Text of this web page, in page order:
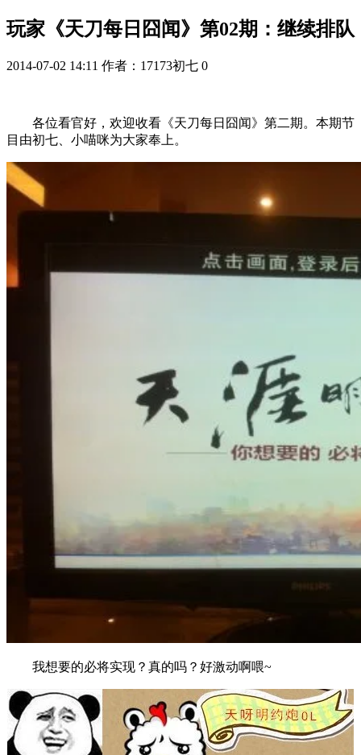
玩家《天刀每日囧闻》第02期：继续排队
2014-07-02 14:11 作者：17173初七 0
各位看官好，欢迎收看《天刀每日囧闻》第二期。本期节
目由初七、小喵咪为大家奉上。
我想要的必将实现？真的吗？好激动啊喂~